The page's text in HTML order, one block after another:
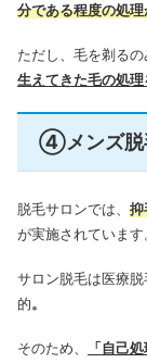
分である程度の処
ただし、毛を剃る
生えてきた毛の処
④メンズ脱
脱毛サロンでは、 抑
が実施されています
サロン脱毛は医療
的。
そのため、
「自己